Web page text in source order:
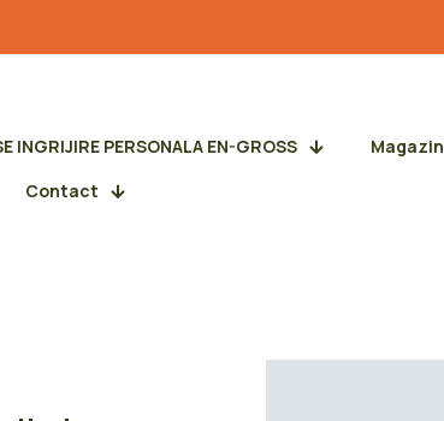
INGRIJIRE PERSONALA EN-GROSS
Magazin
Contact